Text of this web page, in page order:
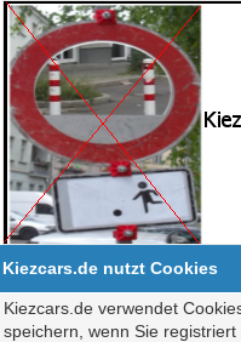
Kiezcars.de nutzt Cookies
Kiezcars.de verwendet
speichern, wenn Sie